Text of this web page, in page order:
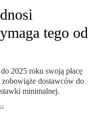
tego od
2025 roku swoją płacę
dostawców do
minimalnej.